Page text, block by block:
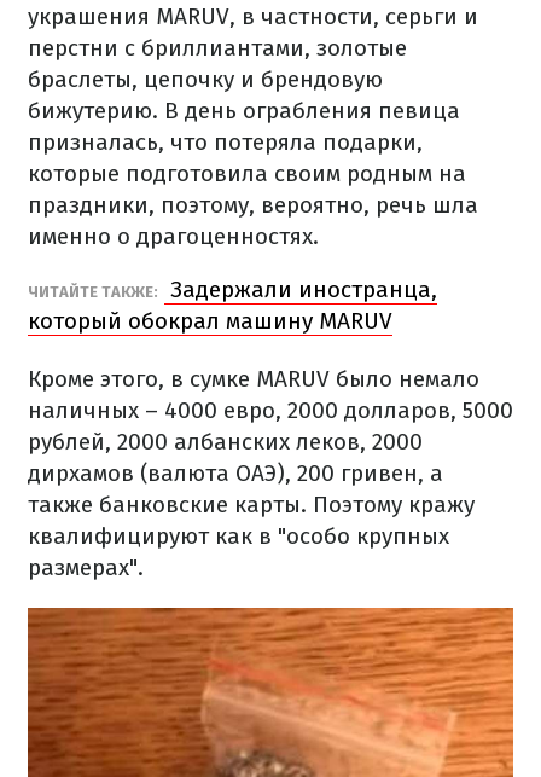
украшения MARUV, в частности, серьги и
перстни с бриллиантами, золотые
браслеты, цепочку и брендовую
бижутерию. В день ограбления певица
призналась, что потеряла подарки,
которые подготовила своим родным на
праздники, поэтому, вероятно, речь шла
именно о драгоценностях.
ЧИТАЙТЕ ТАКЖЕ:
Задержали иностранца,
который обокрал машину MARUV
Кроме этого, в сумке MARUV было немало
наличных – 4000 евро, 2000 долларов, 5000
рублей, 2000 албанских леков, 2000
дирхамов (валюта ОАЭ), 200 гривен, а
также банковские карты. Поэтому кражу
квалифицируют как в "особо крупных
размерах".